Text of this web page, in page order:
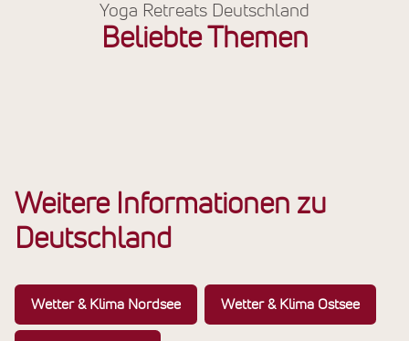
Yoga Retreats Deutschland
Beliebte Themen
Weitere Informationen zu
Deutschland
Wetter & Klima Nordsee Wetter & Klima Ostsee